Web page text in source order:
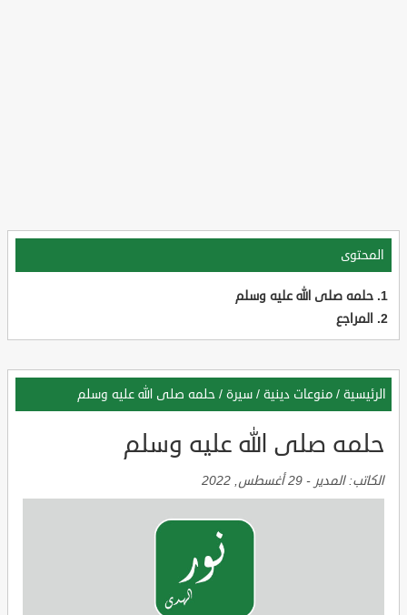
المحتوى
حلمه صلى الله عليه وسلم
المراجع
الرئيسية / منوعات دينية / سيرة / حلمه صلى الله عليه وسلم
حلمه صلى الله عليه وسلم
الكاتب:المدير - 29 أغسطس, 2022